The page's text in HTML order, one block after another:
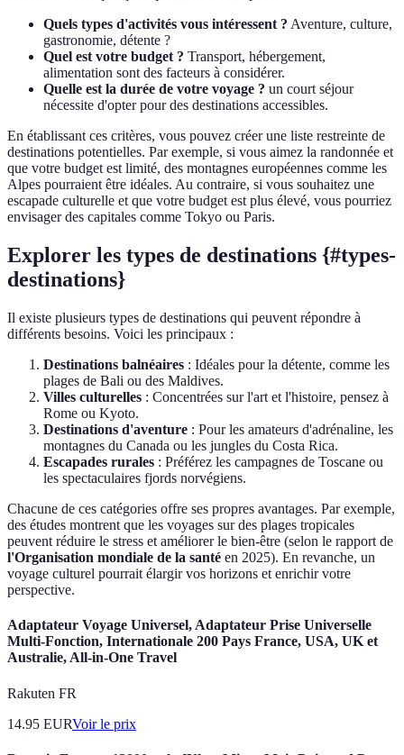
Quels types d'activités vous intéressent ? Aventure, culture,
gastronomie, détente ?
Quel est votre budget ? Transport, hébergement,
alimentation sont des facteurs à considérer.
Quelle est la durée de votre voyage ? un court séjour
nécessite d'opter pour des destinations accessibles.
En établissant ces critères, vous pouvez créer une liste restreinte de
destinations potentielles. Par exemple, si vous aimez la randonnée et
que votre budget est limité, des montagnes européennes comme les
Alpes pourraient être idéales. Au contraire, si vous souhaitez une
escapade culturelle et que votre budget est plus élevé, vous pourriez
envisager des capitales comme Tokyo ou Paris.
Explorer les types de destinations {#types-
destinations}
Il existe plusieurs types de destinations qui peuvent répondre à
différents besoins. Voici les principaux :
Destinations balnéaires : Idéales pour la détente, comme les
plages de Bali ou des Maldives.
Villes culturelles : Concentrées sur l'art et l'histoire, pensez à
Rome ou Kyoto.
Destinations d'aventure : Pour les amateurs d'adrénaline, les
montagnes du Canada ou les jungles du Costa Rica.
Escapades rurales : Préférez les campagnes de Toscane ou
les spectaculaires fjords norvégiens.
Chacune de ces catégories offre ses propres avantages. Par exemple,
des études montrent que les voyages sur des plages tropicales
peuvent réduire le stress et améliorer le bien-être (selon le rapport de
l'Organisation mondiale de la santé en 2025). En revanche, un
voyage culturel pourrait élargir vos horizons et enrichir votre
perspective.
Adaptateur Voyage Universel, Adaptateur Prise Universelle
Multi-Fonction, Internationale 200 Pays France, USA, UK et
Australie, All-in-One Travel
Rakuten FR
14.95 EURVoir le prix